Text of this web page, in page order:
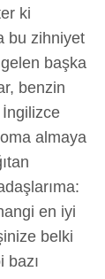
ki
bu zihniyet
başka
benzin
İngilizce
almaya
en iyi
belki
bazı